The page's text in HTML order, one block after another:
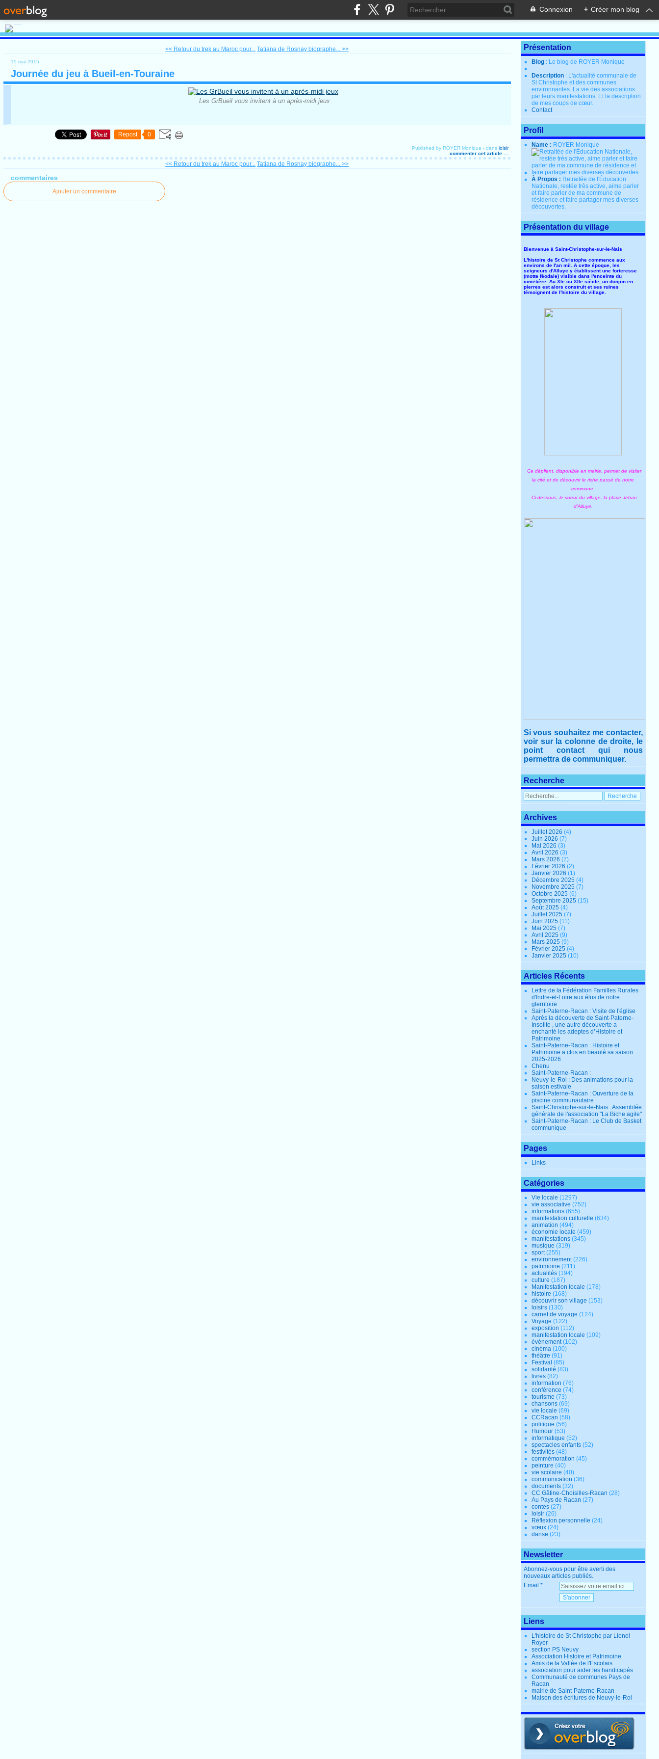
Connexion + Créer mon blog
<< Retour du trek au Maroc pour... Tatiana de Rosnay biographe... >>
15 mai 2015
Journée du jeu à Bueil-en-Touraine
Les GrBueil vous invitent à un après-midi jeux
Repost 0
Published by ROYER Monique -dans loisir
commenter cet article
<< Retour du trek au Maroc pour... Tatiana de Rosnay biographe... >>
commentaires
Ajouter un commentaire
Présentation
Blog : Le blog de ROYER Monique
Description : L'actualité communale de
St Christophe et des communes
environnantes. La vie des associations
par leurs manifestations. Et la description
de mes coups de cœur.
Contact
Profil
Name : ROYER Monique
À Propos : Retraitée de l'Éducation
Nationale, restée très active, aime parler
et faire parler de ma commune de
résidence et faire partager mes diverses
découvertes.
Présentation du village
Bienvenue à Saint-Christophe-sur-le-Nais
L'histoire de St Christophe commence aux
environs de l'an mil. A cette époque, les
seigneurs d'Alluye y établissent une forteresse
(motte féodale) visible dans l'enceinte du
cimetière. Au XIe ou XIIe siècle, un donjon en
pierres est alors construit et ses ruines
témoignent de l'histoire du village.
Ce dépliant, disponible en mairie, permet de visiter
la cité et de découvrir le riche passé de notre
commune.
Ci-dessous, le coeur du village, la place Jehan
d'Alluye.
Si vous souhaitez me contacter,
voir sur la colonne de droite, le
point contact qui nous
permettra de communiquer.
Recherche
Archives
Juillet 2026(4)
Juin 2026(7)
Mai 2026(3)
Avril 2026(3)
Mars 2026(7)
Février 2026(2)
Janvier 2026(1)
Décembre 2025(4)
Novembre 2025(7)
Octobre 2025(6)
Septembre 2025(15)
Août 2025(4)
Juillet 2025(7)
Juin 2025(11)
Mai 2025(7)
Avril 2025(9)
Mars 2025(9)
Février 2025(4)
Janvier 2025(10)
Articles Récents
Lettre de la Fédération Familles Rurales
d'Indre-et-Loire aux élus de notre
gterritoire
Saint-Paterne-Racan : Visite de l'église
Après la découverte de Saint-Paterne-
Insolite , une autre découverte a
enchanté les adeptes d’Histoire et
Patrimoine
Saint-Paterne-Racan : Histoire et
Patrimoine a clos en beauté sa saison
2025-2026
Chenu
Saint-Paterne-Racan :
Neuvy-le-Roi : Des animations pour la
saison estivale
Saint-Paterne-Racan : Ouverture de la
piscine communautaire
Saint-Christophe-sur-le-Nais : Assemblée
générale de l'association "La Biche agile"
Saint-Paterne-Racan : Le Club de Basket
communique
Pages
Links
Catégories
Vie locale (1297)
vie associative (752)
informations (655)
manifestation culturelle (634)
animation (494)
économie locale (459)
manifestations (345)
musique (319)
sport(255)
environnement(226)
patrimoine (211)
actualités (194)
culture (187)
Manifestation locale (178)
histoire (168)
découvrir son village (153)
loisirs (130)
carnet de voyage (124)
Voyage (122)
exposition (112)
manifestation locale (109)
évènement(102)
cinéma (100)
théâtre (91)
Festival (85)
solidarité (83)
livres (82)
information (76)
conférence (74)
tourisme (73)
chansons (69)
vie locale (69)
CCRacan (58)
politique (56)
Humour (53)
informatique (52)
spectacles enfants (52)
festivités (48)
commémoration (45)
peinture (40)
vie scolaire (40)
communication (36)
documents (32)
CC Gâtine-Choisilles-Racan (28)
Au Pays de Racan (27)
contes (27)
loisir (26)
Réflexion personnelle (24)
vœux (24)
danse (23)
Newsletter
Abonnez-vous pour être averti des
nouveaux articles publiés.
Email
Liens
L'histoire de St Christophe par Lionel
Royer
section PS Neuvy
Association Histoire et Patrimoine
Amis de la Vallée de l'Escotais
association pour aider les handicapés
Communauté de communes Pays de
Racan
mairie de Saint-Paterne-Racan
Maison des écritures de Neuvy-le-Roi